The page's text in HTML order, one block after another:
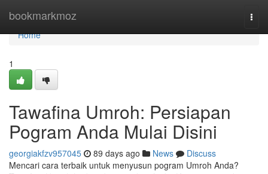
bookmarkmoz
Home
Home
1
Tawafina Umroh: Persiapan
Pogram Anda Mulai Disini
georgiakfzv957045 89 days ago News
Discuss
Mencari cara terbaik untuk menyusun pogram Umroh Anda?